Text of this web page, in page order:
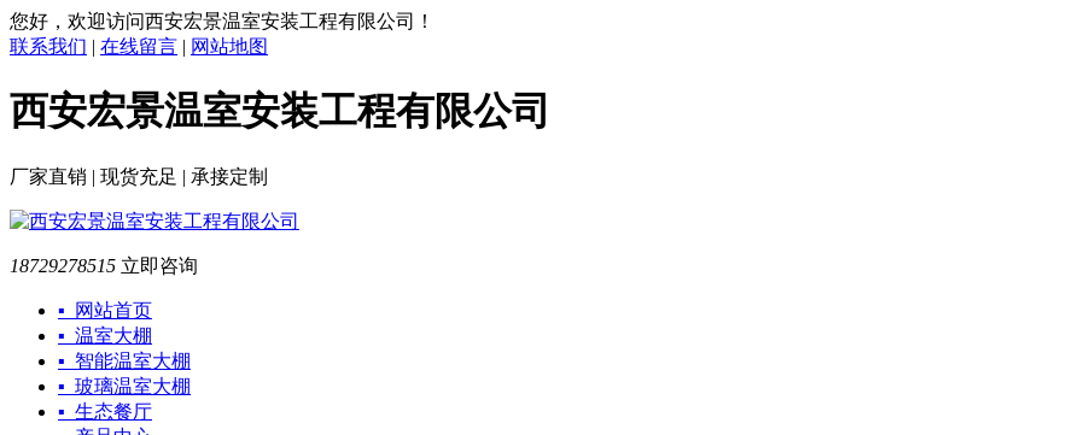
您好，欢迎访问西安宏景温室安装工程有限公司！
联系我们 | 在线留言 | 网站地图
西安宏景温室安装工程有限公司
厂家直销 | 现货充足 | 承接定制
18729278515 立即咨询
▪ 网站首页
▪ 温室大棚
▪ 智能温室大棚
▪ 玻璃温室大棚
▪ 生态餐厅